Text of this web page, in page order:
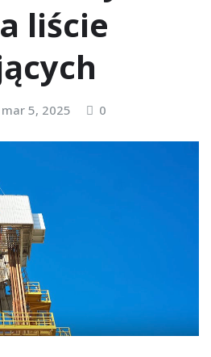
liście
mar 5, 2025 0